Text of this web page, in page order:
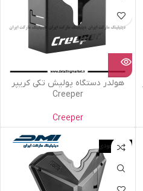
هولدر دستگاه پولیش تکی کریپر
Creeper
Creeper
اتمام موجودی